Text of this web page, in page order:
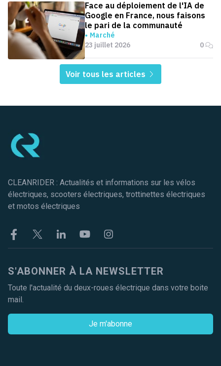
Face au déploiement de l'IA de
Google en France, nous faisons
le pari de la communauté
Marché
23 juillet 2026
0
Voir tous les articles
CLEANRIDER : Actualités et informations sur les vélos
électriques, scooters électriques, trottinettes électriques
et motos électriques
FacebookTwitter LinkekinYoutubeInstagram
S'ABONNER À LA NEWSLETTER
Toute l'actualité du deux-roues électrique dans votre boite
mail.
Je m'abonne